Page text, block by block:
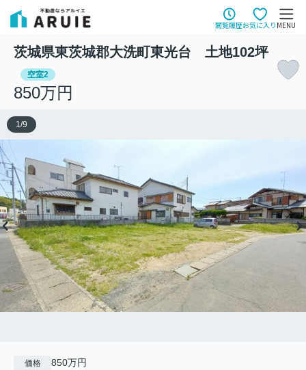
閲覧履歴お気に入り MENU
茨城県東茨城郡大洗町東光台 土地102坪
空室2
850万円
1/9
価格 850万円